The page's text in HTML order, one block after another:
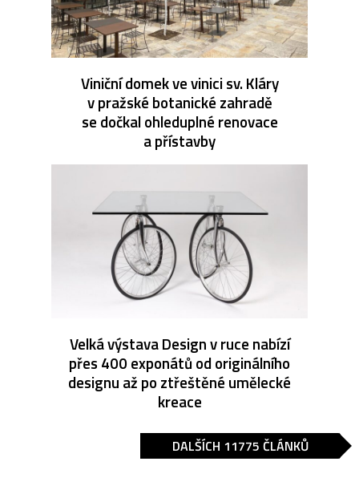
Viniční domek ve vinici sv. Kláry
v pražské botanické zahradě
se dočkal ohleduplné renovace
a přístavby
Velká výstava Design v ruce nabízí
přes 400 exponátů od originálního
designu až po ztřeštěné umělecké
kreace
DALŠÍCH 11775 ČLÁNKŮ